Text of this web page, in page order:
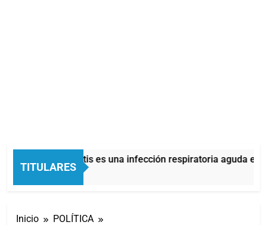
TITULARES
La bronquiolitis es una infección respiratoria aguda en
5 Minutos Atrás
Inicio
POLÍTICA